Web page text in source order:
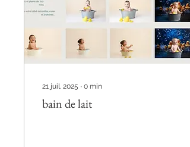
21 juil. 2025 ∙ 0 min
bain de lait